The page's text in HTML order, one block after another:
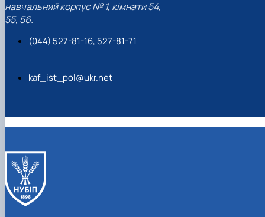
навчальний корпус № 1, кімнати 54,
55, 56.
(044) 527-81-16, 527-81-71
kaf_ist_pol@ukr.net